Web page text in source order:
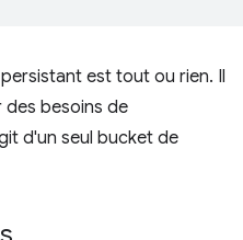
est tout ou rien. Il
des besoins de
d'un seul bucket de